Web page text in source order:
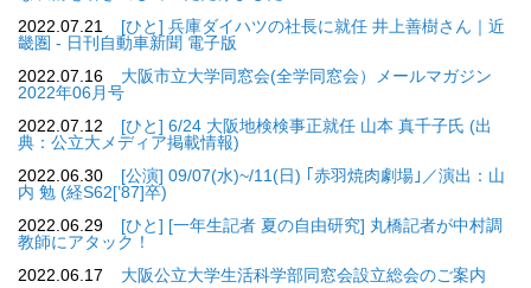
2022.07.21
[ひと] 兵庫ダイハツの社長に就任 井上善樹さん｜近
畿圏 - 日刊自動車新聞 電子版
2022.07.16
大阪市立大学同窓会(全学同窓会）メールマガジン
2022年06月号
2022.07.12
[ひと] 6/24 大阪地検検事正就任 山本 真千子氏 (出
典：公立大メディア掲載情報)
2022.06.30
[公演] 09/07(水)~/11(日) ｢赤羽焼肉劇場｣／演出：山
内 勉 (経S62[’87]卒)
2022.06.29
[ひと] [一年生記者 夏の自由研究] 丸橋記者が中村調
教師にアタック！
2022.06.17
大阪公立大学生活科学部同窓会設立総会のご案内